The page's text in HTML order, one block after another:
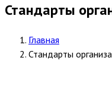
Стандарты
Главная
Стандарты